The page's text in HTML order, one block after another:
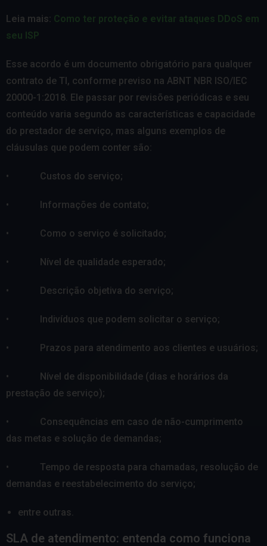
Leia mais: Como ter proteção e evitar ataques DDoS em
seu ISP
Esse acordo é um documento obrigatório para qualquer
contrato de TI, conforme previso na ABNT NBR ISO/IEC
20000-1:2018. Ele passar por revisões periódicas e seu
conteúdo varia segundo as características e capacidade
do prestador de serviço, mas alguns exemplos de
cláusulas que podem conter são:
• Custos do serviço;
• Informações de contato;
• Como o serviço é solicitado;
• Nível de qualidade esperado;
• Descrição objetiva do serviço;
• Indivíduos que podem solicitar o serviço;
• Prazos para atendimento aos clientes e usuários;
• Nível de disponibilidade (dias e horários da
prestação de serviço);
• Consequências em caso de não-cumprimento
das metas e solução de demandas;
• Tempo de resposta para chamadas, resolução de
demandas e reestabelecimento do serviço;
entre outras.
SLA de atendimento: entenda como funciona